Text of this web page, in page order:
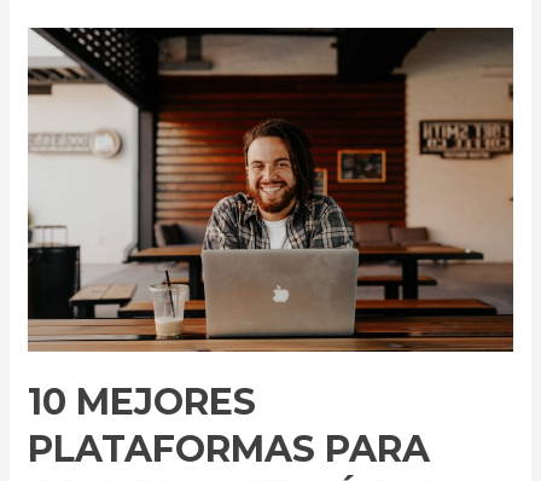
10 MEJORES
PLATAFORMAS PARA
10
mejores
plataformas
para
aprender
en
2022